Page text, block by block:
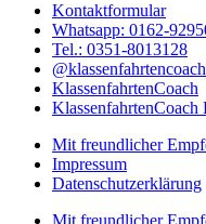
Kontaktformular
Whatsapp: 0162-
Tel.: 0351-8013128
@klassenfahrtencoach
KlassenfahrtenCoach
KlassenfahrtenCoach
Mit freundlicher
Impressum
Datenschutzerklärung